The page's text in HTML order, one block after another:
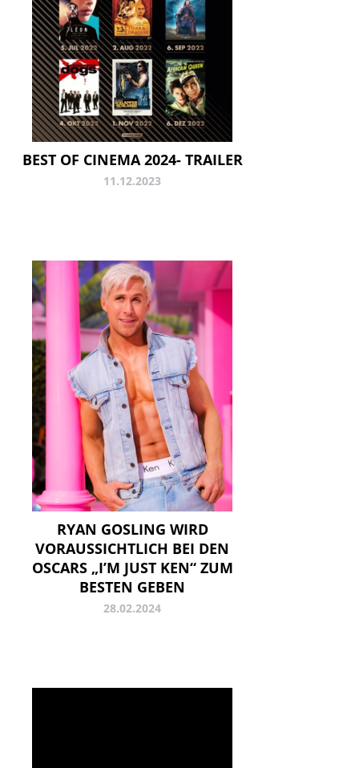
BEST OF CINEMA 2024- TRAILER
11.12.2023
RYAN GOSLING WIRD
VORAUSSICHTLICH BEI DEN
OSCARS „I’M JUST KEN“ ZUM
BESTEN GEBEN
28.02.2024